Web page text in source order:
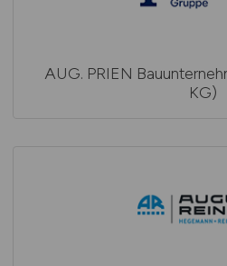
AUG. PRIEN
KG)